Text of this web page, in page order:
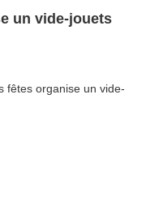
un vide-jouets